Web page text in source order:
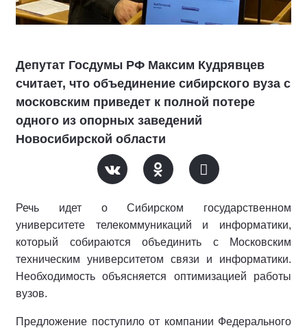
Депутат Госдумы РФ Максим Кудрявцев
считает, что объединение сибирского вуза с
московским приведет к полной потере
одного из опорных заведений
Новосибирской области
Речь идет о Сибирском государственном
университете телекоммуникаций и информатики,
который собираются объединить с Московским
техническим университетом связи и информатики.
Необходимость объясняется оптимизацией работы
вузов.
Предложение поступило от компании Федерального